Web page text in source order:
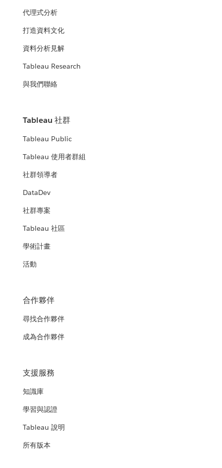
代理式分析
打造資料文化
資料分析見解
Tableau Research
與我們聯絡
Tableau 社群
Tableau Public
Tableau 使用者群組
社群領導者
DataDev
社群專案
Tableau 社區
學術計畫
活動
合作夥伴
尋找合作夥伴
成為合作夥伴
支援服務
知識庫
學習與認證
Tableau 說明
所有版本